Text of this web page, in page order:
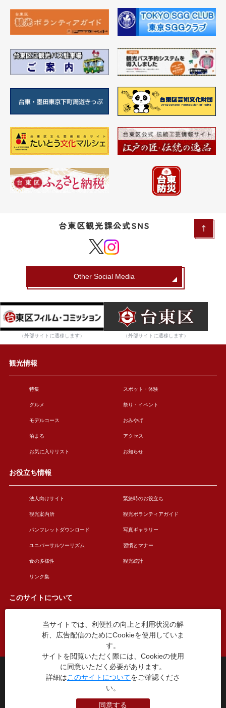
台東区観光課公式SNS
Other Social Media
（外部サイトに遷移します） （外部サイトに遷移します）
観光情報
特集 スポット・体験
グルメ 祭り・イベント
モデルコース おみやげ
泊まる アクセス
お気に入りリスト お知らせ
お役立ち情報
法人向けサイト 緊急時のお役立ち
観光案内所 観光ボランティアガイド
パンフレットダウンロード 写真ギャラリー
ユニバーサルツーリズム 習慣とマナー
食の多様性 観光統計
リンク集
このサイトについて
このサイトについて 広告掲載について
お問い合わせ
台東区役所観光課
〒110-8615 東京都台東区東上野4丁目5番6号
TEL：03-5246-1151
当サイトでは、利便性の向上と利用状況の解
析、広告配信のためにCookieを使用していま
す。
サイトを閲覧いただく際には、Cookieの使用
に同意いただく必要があります。
詳細はこのサイトについてをご確認くださ
い。
同意する